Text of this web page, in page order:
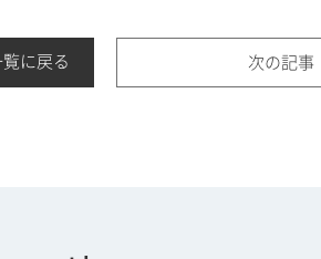
に戻る 次の記事